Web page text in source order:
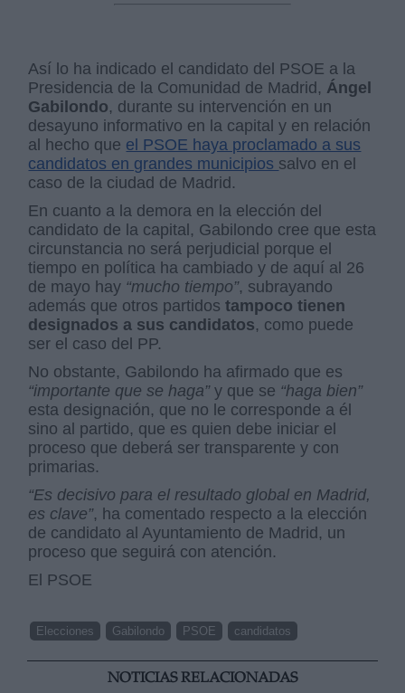
Así lo ha indicado el candidato del PSOE a la
Presidencia de la Comunidad de Madrid, Ángel
Gabilondo, durante su intervención en un
desayuno informativo en la capital y en relación
al hecho que el PSOE haya proclamado a sus
candidatos en grandes municipios salvo en el
caso de la ciudad de Madrid.
En cuanto a la demora en la elección del
candidato de la capital, Gabilondo cree que esta
circunstancia no será perjudicial porque el
tiempo en política ha cambiado y de aquí al 26
de mayo hay “mucho tiempo”, subrayando
además que otros partidos tampoco tienen
designados a sus candidatos, como puede
ser el caso del PP.
No obstante, Gabilondo ha afirmado que es
“importante que se haga”y que se “haga bien”
esta designación, que no le corresponde a él
sino al partido, que es quien debe iniciar el
proceso que deberá ser transparente y con
primarias.
“Es decisivo para el resultado global en Madrid,
es clave”, ha comentado respecto a la elección
de candidato al Ayuntamiento de Madrid, un
proceso que seguirá con atención.
El PSOE
Elecciones Gabilondo PSOE candidatos
NOTICIAS RELACIONADAS